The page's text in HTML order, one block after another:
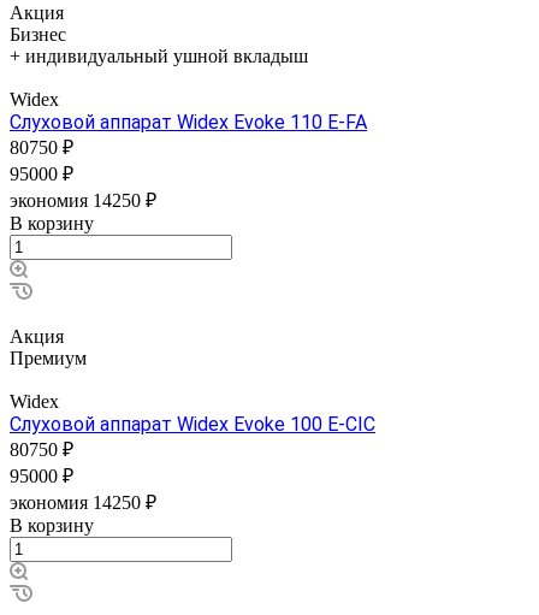
Акция
Бизнес
+ индивидуальный ушной вкладыш
Widex
Слуховой аппарат Widex Evoke 110 E-FA
80750 ₽
95000 ₽
экономия 14250 ₽
В корзину
Акция
Премиум
Widex
Слуховой аппарат Widex Evoke 100 E-CIC
80750 ₽
95000 ₽
экономия 14250 ₽
В корзину